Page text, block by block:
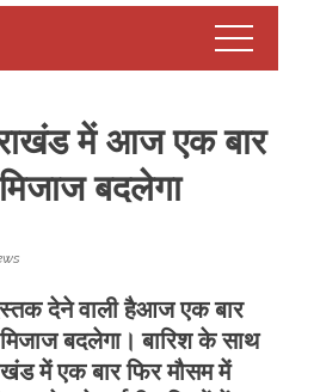
में आज एक बार
बदलेगा
देने वाली हैआज एक बार
बदलेगा। बारिश के साथ
में एक बार फिर मौसम में